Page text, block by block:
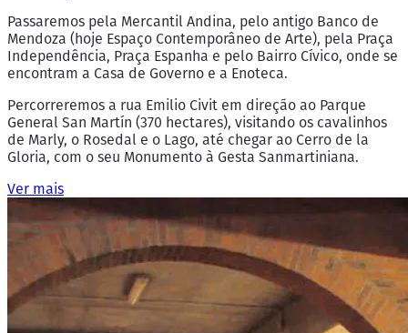
Passaremos pela Mercantil Andina, pelo antigo Banco de
Mendoza (hoje Espaço Contemporâneo de Arte), pela Praça
Independência, Praça Espanha e pelo Bairro Cívico, onde se
encontram a Casa de Governo e a Enoteca.
Percorreremos a rua Emilio Civit em direção ao Parque
General San Martín (370 hectares), visitando os cavalinhos
de Marly, o Rosedal e o Lago, até chegar ao Cerro de la
Gloria, com o seu Monumento à Gesta Sanmartiniana.
Ver mais